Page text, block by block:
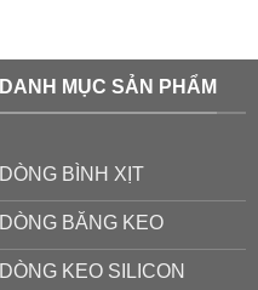
DANH MỤC SẢN PHẨM
DÒNG BÌNH XỊT
DÒNG BĂNG KEO
DÒNG KEO SILICON